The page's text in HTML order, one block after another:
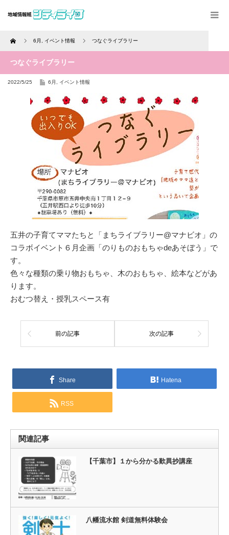
Home 6月 イベント情報 つなぐライブラリー
つなぐライブラリー
2022/5/25 6月 イベント情報
五井の子育てママたちと「まちライブラリー@マナビオ」の
コラボイベント６月企画「のりものおもちゃdeあそぼう」で
す。
色々な種類の乗り物おもちゃ、木のおもちゃ、絵本などがあ
ります。
おむつ替え・授乳スペース有
前の記事 次の記事
Share Hatena
RSS
関連記事
【千葉市】１から分かる歎異抄講座
八幡流水館 剣道無料体験会